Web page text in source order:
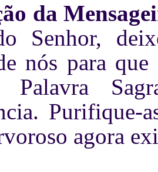
da
Senhor,
nós para que
Palavra
agora